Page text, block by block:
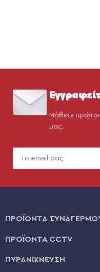
Μάθετε
μας.
ΠΡΟΪΟΝΤΑ
ΠΡΟΪΟΝΤΑ CCTV
ΠΥΡΑΝΙΧΝΕΥΣΗ